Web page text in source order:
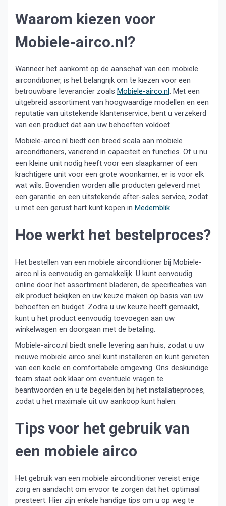
Waarom kiezen voor
Mobiele-airco.nl?
Wanneer het aankomt op de aanschaf van een mobiele
airconditioner, is het belangrijk om te kiezen voor een
betrouwbare leverancier zoals Mobiele-airco.nl . Met een
uitgebreid assortiment van hoogwaardige modellen en een
reputatie van uitstekende klantenservice, bent u verzekerd
van een product dat aan uw behoeften voldoet.
Mobiele-airco.nl biedt een breed scala aan mobiele
airconditioners, variërend in capaciteit en functies. Of u nu
een kleine unit nodig heeft voor een slaapkamer of een
krachtigere unit voor een grote woonkamer, er is voor elk
wat wils. Bovendien worden alle producten geleverd met
een garantie en een uitstekende after-sales service, zodat
u met een gerust hart kunt kopen in Medemblik.
Hoe werkt het bestelproces?
Het bestellen van een mobiele airconditioner bij Mobiele-
airco.nl is eenvoudig en gemakkelijk. U kunt eenvoudig
online door het assortiment bladeren, de specificaties van
elk product bekijken en uw keuze maken op basis van uw
behoeften en budget. Zodra u uw keuze heeft gemaakt,
kunt u het product eenvoudig toevoegen aan uw
winkelwagen en doorgaan met de betaling.
Mobiele-airco.nl biedt snelle levering aan huis, zodat u uw
nieuwe mobiele airco snel kunt installeren en kunt genieten
van een koele en comfortabele omgeving. Ons deskundige
team staat ook klaar om eventuele vragen te
beantwoorden en u te begeleiden bij het installatieproces,
zodat u het maximale uit uw aankoop kunt halen.
Tips voor het gebruik van
een mobiele airco
Het gebruik van een mobiele airconditioner vereist enige
zorg en aandacht om ervoor te zorgen dat het optimaal
presteert. Hier zijn enkele handige tips om u op weg te